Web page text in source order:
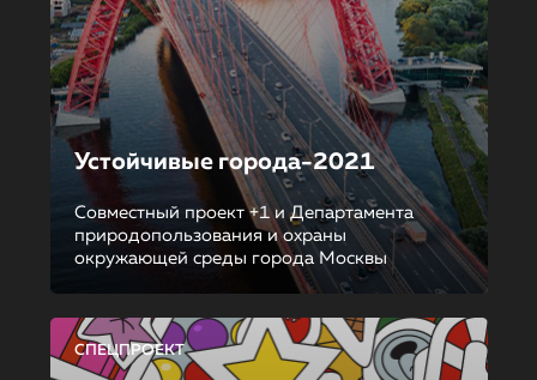
Устойчивые города-2021
Совместный проект +1 и Департамента
природопользования и охраны
окружающей среды города Москвы
СПЕЦПРОЕКТ